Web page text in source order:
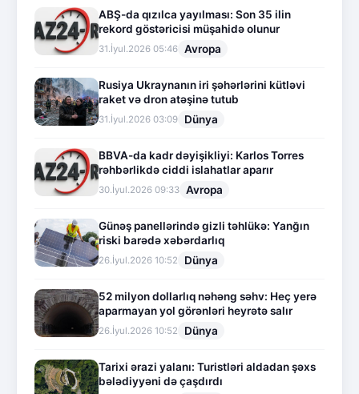
ABŞ-da qızılca yayılması: Son 35 ilin
rekord göstəricisi müşahidə olunur
31.İyul.2026 05:46 Avropa
Rusiya Ukraynanın iri şəhərlərini kütləvi
raket və dron atəşinə tutub
31.İyul.2026 03:09 Dünya
BBVA-da kadr dəyişikliyi: Karlos Torres
rəhbərlikdə ciddi islahatlar aparır
30.İyul.2026 09:33 Avropa
Günəş panellərində gizli təhlükə: Yanğın
riski barədə xəbərdarlıq
26.İyul.2026 10:52 Dünya
52 milyon dollarlıq nəhəng səhv: Heç yerə
aparmayan yol görənləri heyrətə salır
26.İyul.2026 10:52 Dünya
Tarixi ərazi yalanı: Turistləri aldadan şəxs
bələdiyyəni də çaşdırdı